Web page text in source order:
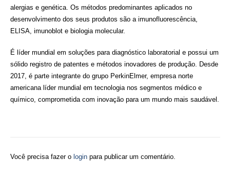
alergias e genética. Os métodos predominantes aplicados no
desenvolvimento dos seus produtos são a imunofluorescência,
ELISA, imunoblot e biologia molecular.
É líder mundial em soluções para diagnóstico laboratorial e possui um
sólido registro de patentes e métodos inovadores de produção. Desde
2017, é parte integrante do grupo PerkinElmer, empresa norte
americana líder mundial em tecnologia nos segmentos médico e
químico, comprometida com inovação para um mundo mais saudável.
Você precisa fazer o loginpara publicar um comentário.